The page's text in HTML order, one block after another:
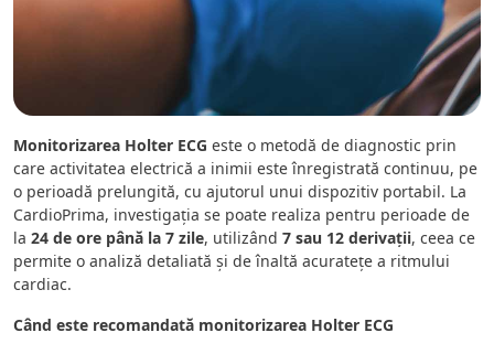
Monitorizarea Holter ECG este o metodă de diagnostic prin
care activitatea electrică a inimii este înregistrată continuu, pe
o perioadă prelungită, cu ajutorul unui dispozitiv portabil. La
CardioPrima, investigația se poate realiza pentru perioade de
la 24 de ore până la 7 zile, utilizând 7 sau 12 derivații, ceea ce
permite o analiză detaliată și de înaltă acuratețe a ritmului
cardiac.
Când este recomandată monitorizarea Holter ECG